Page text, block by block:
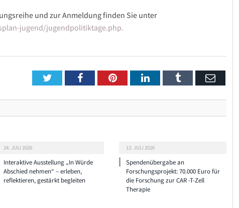
und zur Anmeldung finden Sie unter
jugend/jugendpolitiktage.php.
TwitterFacebookPinterestLinkedInTumblr Email
24. JULI 2026
Interaktive Ausstellung „In Würde
Abschied nehmen“ – erleben,
reflektieren, gestärkt begleiten
13. JULI 2026
Spendenübergabe an
Forschungsprojekt: 70.000 Euro für
die Forschung zur CAR -T-Zell
Therapie